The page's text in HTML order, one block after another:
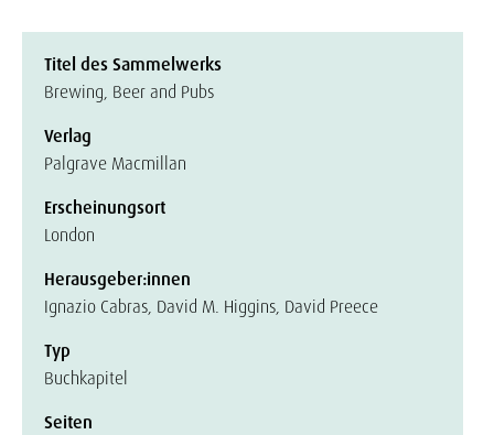
Titel des Sammelwerks
Brewing, Beer and Pubs
Verlag
Palgrave Macmillan
Erscheinungsort
London
Herausgeber:innen
Ignazio Cabras, David M. Higgins, David Preece
Typ
Buchkapitel
Seiten